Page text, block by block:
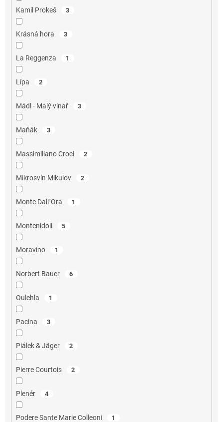
Kamil Prokeš 3
Krásná hora 3
La Reggenza 1
Lípa 2
Mádl - Malý vinař 3
Maňák 3
Massimiliano Croci 2
Mikrosvín Mikulov 2
Monte Dall´Ora 1
Montenidoli 5
Moravíno 1
Norbert Bauer 6
Oulehla 1
Pacina 3
Piálek & Jäger 2
Pierre Courtois 2
Plenér 4
Podere Sante Marie Colleoni 1